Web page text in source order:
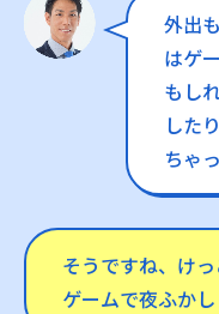
外出
はゲ
もし
した
ちゃ
そうですね、けっ
ゲームで夜ふかし